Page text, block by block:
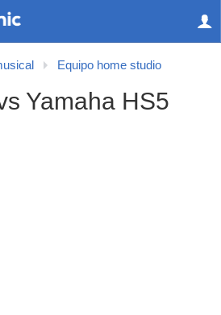
Equipo home studio
Yamaha HS5